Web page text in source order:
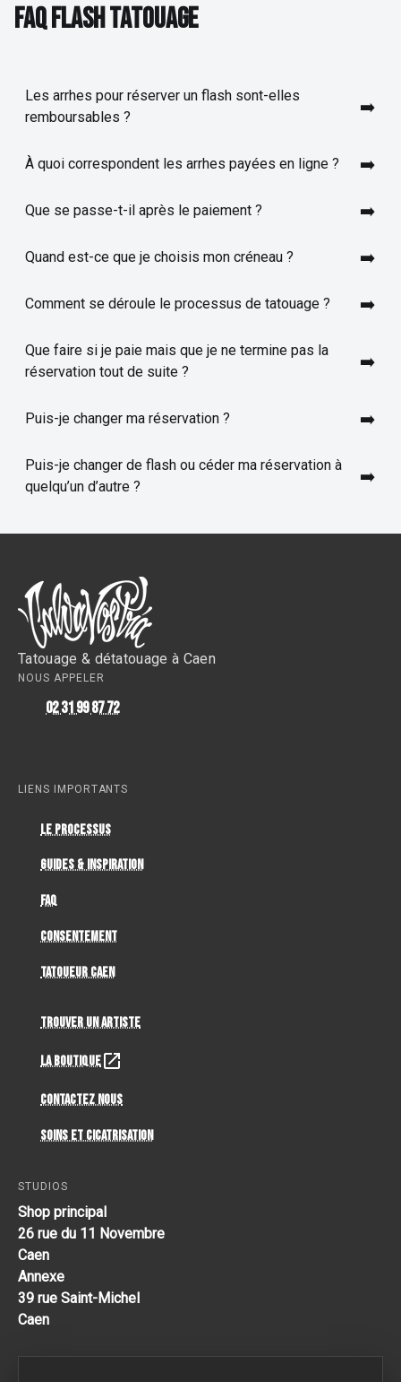
FAQ FLASH TATOUAGE
Les arrhes pour réserver un flash sont-elles
remboursables ?
➡️
À quoi correspondent les arrhes payées en ligne ? ➡️
Que se passe-t-il après le paiement ? ➡️
Quand est-ce que je choisis mon créneau ? ➡️
Comment se déroule le processus de tatouage ? ➡️
Voir le processus
Que faire si je paie mais que je ne termine pas la
réservation tout de suite ?
➡️
Puis-je changer ma réservation ? ➡️
Puis-je changer de flash ou céder ma réservation à
quelqu’un d’autre ?
➡️
Tatouage & détatouage à Caen
NOUS APPELER
02 31 99 87 72
LIENS IMPORTANTS
Le Processus
Guides & Inspiration
FAQ
Consentement
Tatoueur Caen
Trouver un artiste
La Boutique
Contactez Nous
Soins et cicatrisation
STUDIOS
Shop principal
26 rue du 11 Novembre
Caen
Annexe
39 rue Saint-Michel
Caen